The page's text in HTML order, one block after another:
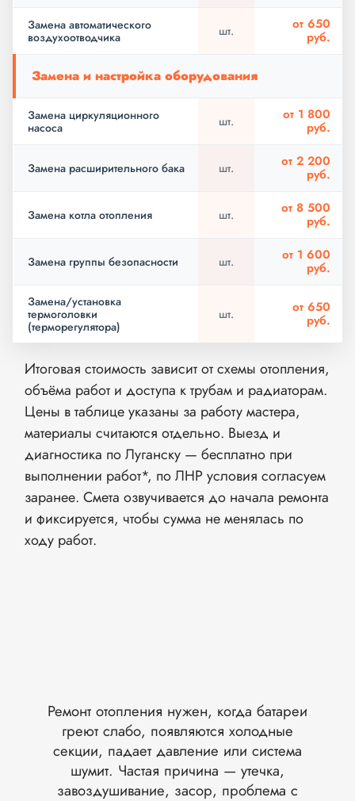
Замена автоматического
воздухоотводчика
шт. от 650
руб.
Замена и настройка оборудования
Замена циркуляционного
насоса
шт. от 1 800
руб.
Замена расширительного бака шт. от 2 200
руб.
Замена котла отопления шт. от 8 500
руб.
Замена группы безопасности шт. от 1 600
руб.
Замена/установка
термоголовки
(терморегулятора)
шт. от 650
руб.
Итоговая стоимость зависит от схемы отопления,
объёма работ и доступа к трубам и радиаторам.
Цены в таблице указаны за работу мастера,
материалы считаются отдельно. Выезд и
диагностика по Луганску — бесплатно при
выполнении работ*, по ЛНР условия согласуем
заранее. Смета озвучивается до начала ремонта
и фиксируется, чтобы сумма не менялась по
ходу работ.
Ремонт отопления нужен, когда батареи
греют слабо, появляются холодные
секции, падает давление или система
шумит. Частая причина — утечка,
завоздушивание, засор, проблема с